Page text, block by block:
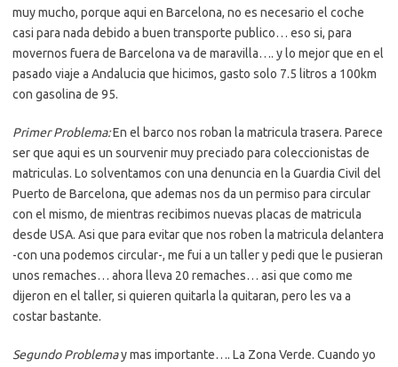
muy mucho, porque aqui en Barcelona, no es necesario el coche
casi para nada debido a buen transporte publico… eso si, para
movernos fuera de Barcelona va de maravilla…. y lo mejor que en el
pasado viaje a Andalucia que hicimos, gasto solo 7.5 litros a 100km
con gasolina de 95.
Primer Problema:En el barco nos roban la matricula trasera. Parece
ser que aqui es un sourvenir muy preciado para coleccionistas de
matriculas. Lo solventamos con una denuncia en la Guardia Civil del
Puerto de Barcelona, que ademas nos da un permiso para circular
con el mismo, de mientras recibimos nuevas placas de matricula
desde USA. Asi que para evitar que nos roben la matricula delantera
-con una podemos circular-, me fui a un taller y pedi que le pusieran
unos remaches… ahora lleva 20 remaches… asi que como me
dijeron en el taller, si quieren quitarla la quitaran, pero les va a
costar bastante.
Segundo Problemay mas importante…. La Zona Verde. Cuando yo